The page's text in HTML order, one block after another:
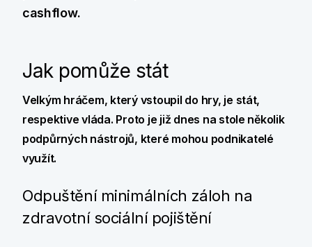
cashflow.
Jak pomůže stát
Velkým hráčem, který vstoupil do hry, je stát,
respektive vláda. Proto je již dnes na stole několik
podpůrných nástrojů, které mohou podnikatelé
využít.
Odpuštění minimálních záloh na
zdravotní sociální pojištění